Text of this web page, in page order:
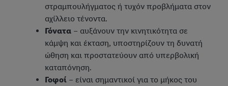
στραμπουλήγματος ή τυχόν προβλήματα στον
αχίλλειο τένοντα.
Γόνατα – αυξάνουν την κινητικότητα σε
κάμψη και έκταση, υποστηρίζουν τη δυνατή
ώθηση και προστατεύουν από υπερβολική
καταπόνηση.
Γοφοί – είναι σημαντικοί για το μήκος του